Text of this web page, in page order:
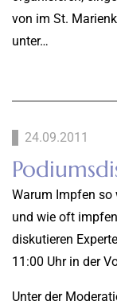
von im St.
unter…
24.09.2011
Warum Impfen so
und wie oft
diskutieren
11:00 Uhr in der
Unter der